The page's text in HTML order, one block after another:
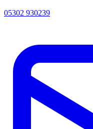
05302 930239